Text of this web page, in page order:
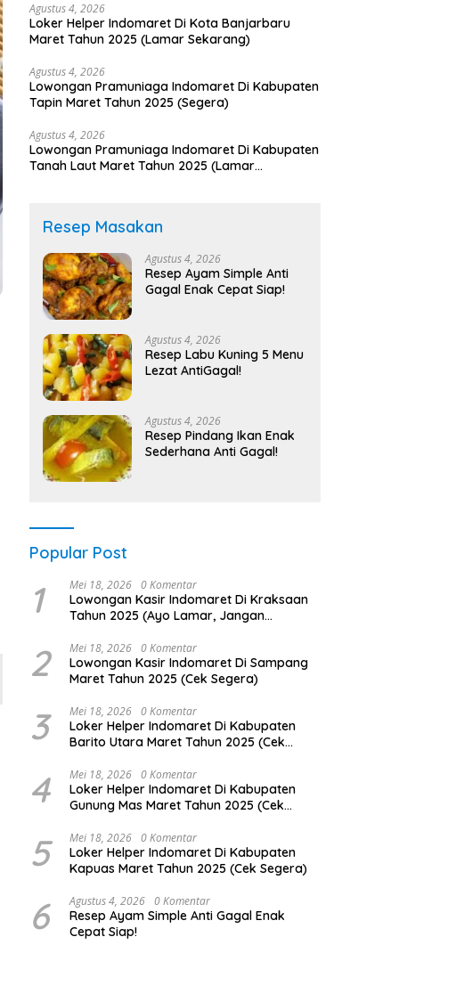
Agustus 4, 2026
Loker Helper Indomaret Di Kota Banjarbaru
Maret Tahun 2025 (Lamar Sekarang)
Agustus 4, 2026
Lowongan Pramuniaga Indomaret Di Kabupaten
Tapin Maret Tahun 2025 (Segera)
Agustus 4, 2026
Lowongan Pramuniaga Indomaret Di Kabupaten
Tanah Laut Maret Tahun 2025 (Lamar
Resep Masakan
Agustus 4, 2026
Resep Ayam Simple Anti
Gagal Enak Cepat Siap!
Agustus 4, 2026
Resep Labu Kuning 5 Menu
Lezat AntiGagal!
Agustus 4, 2026
Resep Pindang Ikan Enak
Sederhana Anti Gagal!
Popular Post
1 Mei 18, 2026 0 Komentar
Lowongan Kasir Indomaret Di Kraksaan
Tahun 2025 (Ayo Lamar, Jangan
2 Mei 18, 2026 0 Komentar
Lowongan Kasir Indomaret Di Sampang
Maret Tahun 2025 (Cek Segera)
3 Mei 18, 2026 0 Komentar
Loker Helper Indomaret Di Kabupaten
Barito Utara Maret Tahun 2025 (Cek
4 Mei 18, 2026 0 Komentar
Loker Helper Indomaret Di Kabupaten
Gunung Mas Maret Tahun 2025 (Cek
5 Mei 18, 2026 0 Komentar
Loker Helper Indomaret Di Kabupaten
Kapuas Maret Tahun 2025 (Cek Segera)
6 Agustus 4, 2026 0 Komentar
Resep Ayam Simple Anti Gagal Enak
Cepat Siap!